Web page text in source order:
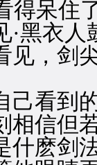
得呆住
衣人
，剑尖
看到
信但若
麽剑